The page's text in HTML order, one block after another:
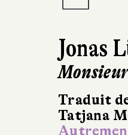
Jonas
Traduit
Tatjana